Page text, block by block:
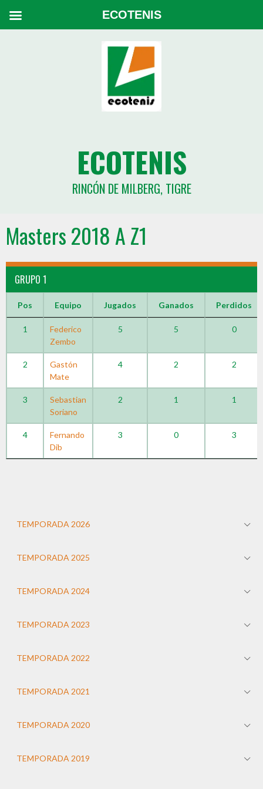
ECOTENIS
RINCÓN DE MILBERG, TIGRE
Masters 2018 A Z1
GRUPO 1
Pos Equipo Jugados Ganados Perdidos
1
Federico
Zembo
5 5 0
2
Gastón
Mate
4 2 2
3
Sebastian
Soriano
2 1 1
4
Fernando
Dib
3 0 3
TEMPORADA 2026
TEMPORADA 2025
TEMPORADA 2024
TEMPORADA 2023
TEMPORADA 2022
TEMPORADA 2021
TEMPORADA 2020
TEMPORADA 2019
ECOTENIS